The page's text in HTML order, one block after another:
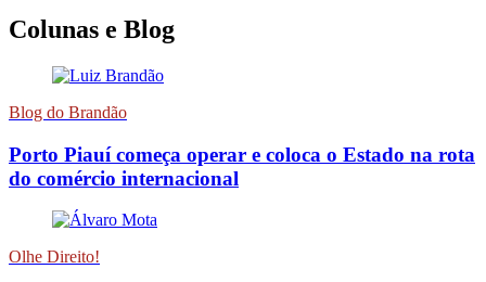
Colunas e Blog
Blog do Brandão
Porto Piauí começa operar e coloca o Estado na rota
do comércio internacional
Olhe Direito!